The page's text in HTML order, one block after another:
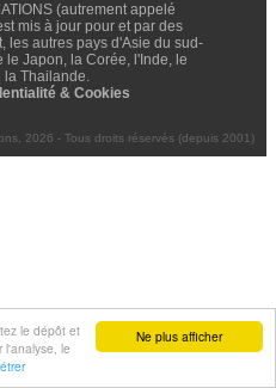
Ne plus afficher
le dépôt et
l'analyse, le
(autrement appelé
mis à jour pour et par des
les autres pays d'Asie du sud-
le Japon, la Corée, l'Inde, le
la Thailande.
& Cookies
2026 - Tous droits réservés (depuis 2001)